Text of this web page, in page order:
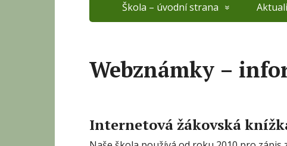
Škola – úvodní strana
Webznámky –
Internetová žákovská